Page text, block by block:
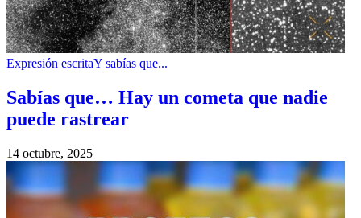
Expresión escritaY sabías que...
Sabías que… Hay un cometa que nadie
puede rastrear
14 octubre, 2025